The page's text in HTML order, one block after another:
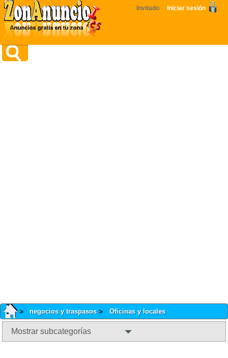
Invitado Iniciar sesión
negocios y traspasos Oficinas y locales
Mostrar subcategorías